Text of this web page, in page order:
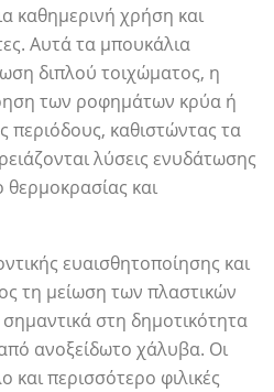
καθημερινή χρήση και
Αυτά τα μπουκάλια
διπλού τοιχώματος, η
των ροφημάτων κρύα ή
περιόδους, καθιστώντας τα
λύσεις ενυδάτωσης
και
ευαισθητοποίησης και
τη μείωση των πλαστικών
στη δημοτικότητα
ανοξείδωτο χάλυβα. Οι
περισσότερο φιλικές